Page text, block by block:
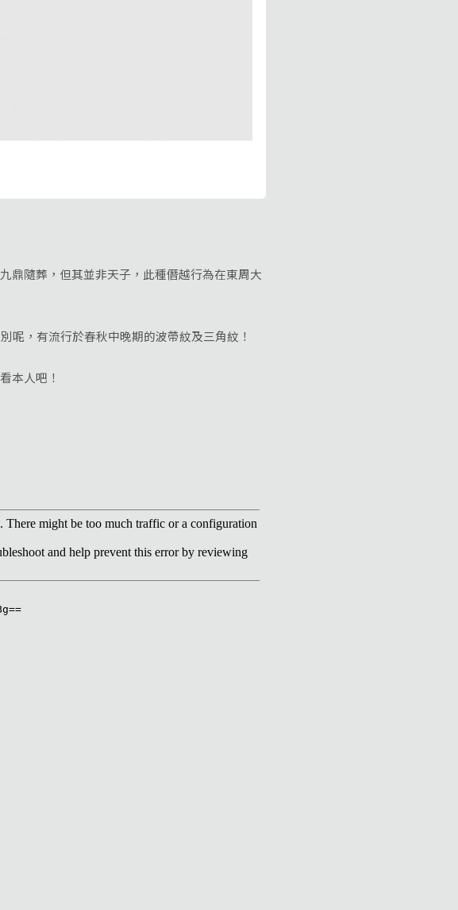
鼎隨葬，但其並非天子，此種僭越行為在東周大
，有流行於春秋中晚期的波帶紋及三角紋！
本人吧！